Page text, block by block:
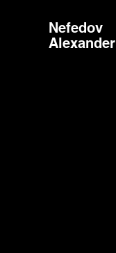
Nefedov
Alexander